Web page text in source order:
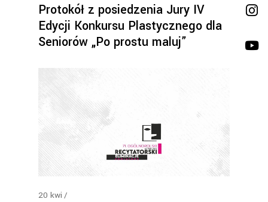
Protokół z posiedzenia Jury IV
Edycji Konkursu Plastycznego dla
Seniorów „Po prostu maluj”
20 kwi